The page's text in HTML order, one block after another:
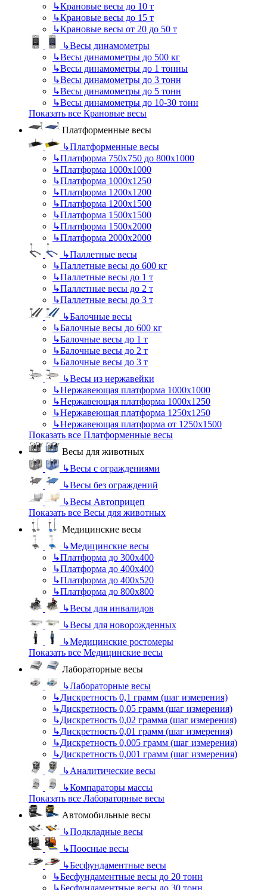
↳Крановые весы до 10 т
↳Крановые весы до 15 т
↳Крановые весы от 20 до 50 т
↳Весы динамометры
↳Весы динамометры до 500 кг
↳Весы динамометры до 1 тонны
↳Весы динамометры до 3 тонн
↳Весы динамометры до 5 тонн
↳Весы динамометры до 10-30 тонн
Показать все Крановые весы
Платформенные весы
↳Платформенные весы
↳Платформа 750х750 до 800х1000
↳Платформа 1000х1000
↳Платформа 1000х1250
↳Платформа 1200х1200
↳Платформа 1200х1500
↳Платформа 1500х1500
↳Платформа 1500х2000
↳Платформа 2000х2000
↳Паллетные весы
↳Паллетные весы до 600 кг
↳Паллетные весы до 1 т
↳Паллетные весы до 2 т
↳Паллетные весы до 3 т
↳Балочные весы
↳Балочные весы до 600 кг
↳Балочные весы до 1 т
↳Балочные весы до 2 т
↳Балочные весы до 3 т
↳Весы из нержавейки
↳Нержавеющая платформа 1000х1000
↳Нержавеющая платформа 1000х1250
↳Нержавеющая платформа 1250х1250
↳Нержавеющая платформа от 1250х1500
Показать все Платформенные весы
Весы для животных
↳Весы с ограждениями
↳Весы без ограждений
↳Весы Автоприцеп
Показать все Весы для животных
Медицинские весы
↳Медицинские весы
↳Платформа до 300х400
↳Платформа до 400х400
↳Платформа до 400х520
↳Платформа до 800х800
↳Весы для инвалидов
↳Весы для новорожденных
↳Медицинские ростомеры
Показать все Медицинские весы
Лабораторные весы
↳Лабораторные весы
↳Дискретность 0,1 грамм (шаг измерения)
↳Дискретность 0,05 грамм (шаг измерения)
↳Дискретность 0,02 грамма (шаг измерения)
↳Дискретность 0,01 грамм (шаг измерения)
↳Дискретность 0,005 грамм (шаг измерения)
↳Дискретность 0,001 грамм (шаг измерения)
↳Аналитические весы
↳Компараторы массы
Показать все Лабораторные весы
Автомобильные весы
↳Подкладные весы
↳Поосные весы
↳Бесфундаментные весы
↳Бесфундаментные весы до 20 тонн
↳Бесфундаментные весы до 30 тонн